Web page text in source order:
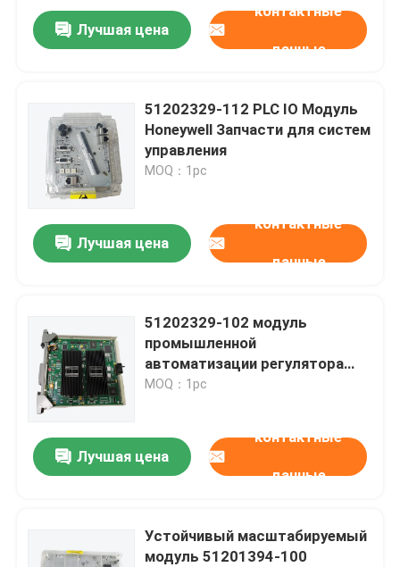
Продукты
Видеозаписи
О нас
Контроль качества
Лучшая цена
контактные
данные
51202329-112 PLC IO Модуль
Honeywell Запчасти для систем
управления
MOQ：1pc
Лучшая цена
контактные
данные
51202329-102 модуль
промышленной
автоматизации регулятора
Хониуэлл C300
MOQ：1pc
Лучшая цена
контактные
данные
Устойчивый масштабируемый
модуль 51201394-100